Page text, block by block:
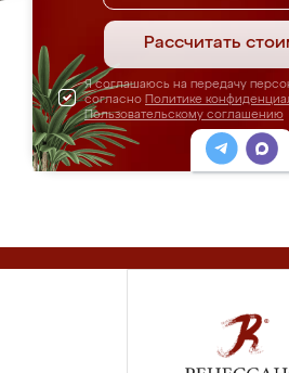
Рассчитать
Я соглашаюсь на передачу
согласно Политике
Пользовательскому соглашению